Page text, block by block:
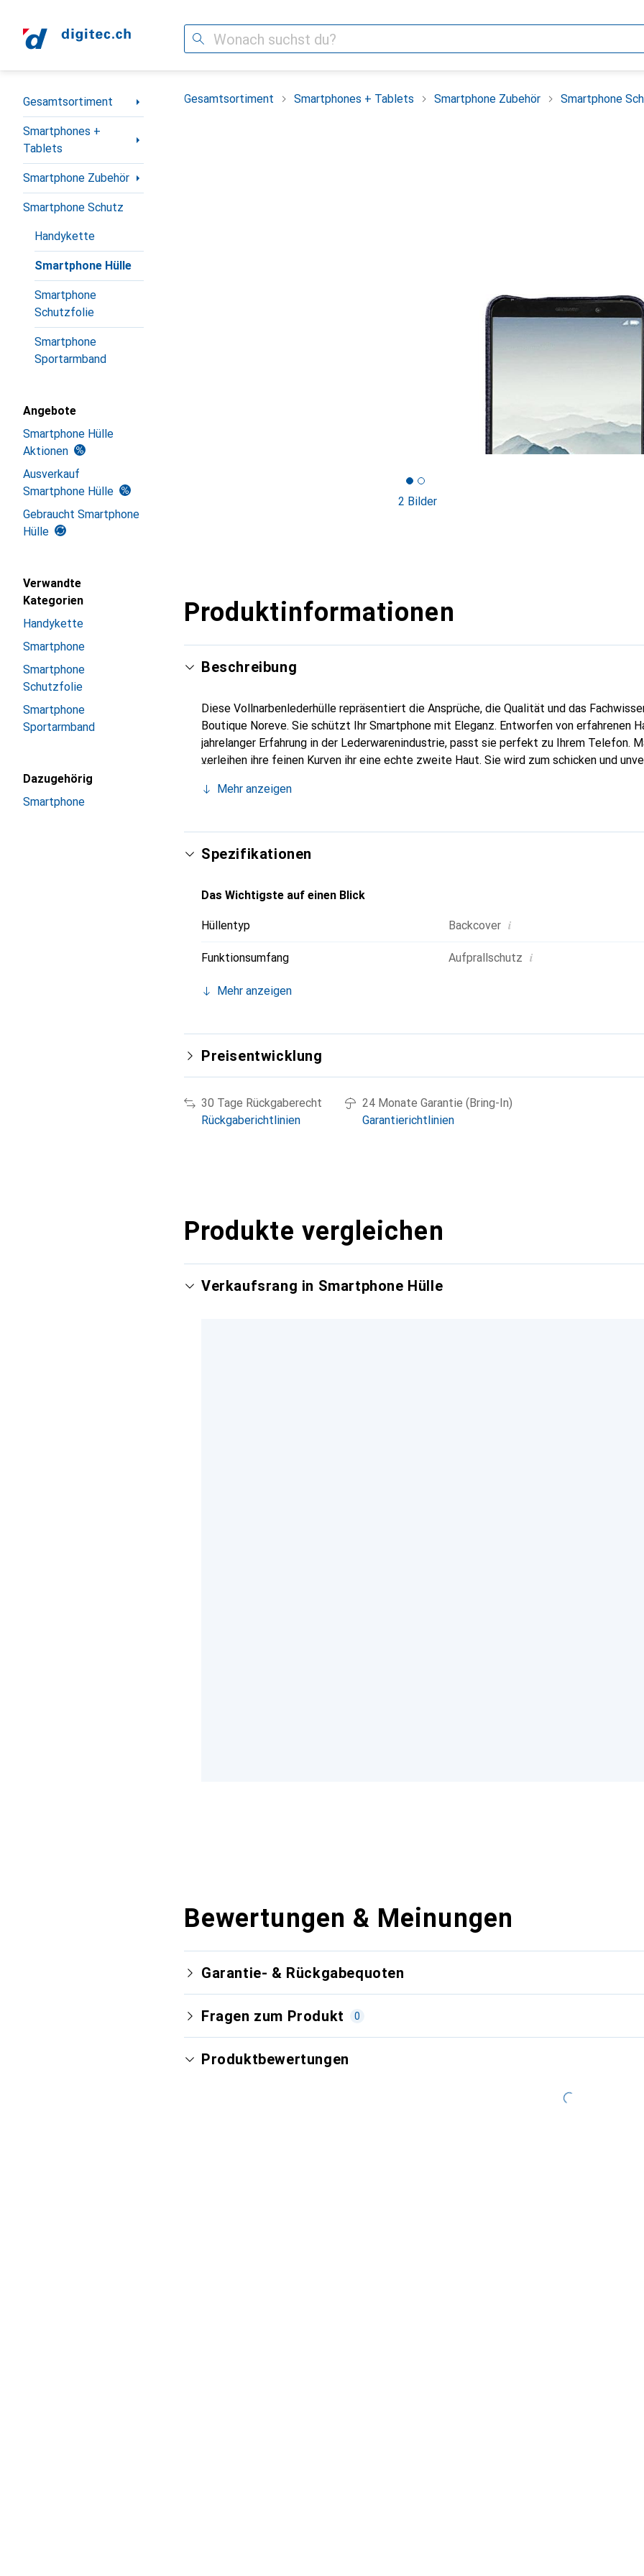
Suche
Navigation nach Kategorien
Gesamtsortiment
Smartphones +
Tablets
Smartphone Zubehör
Smartphone Schutz
Handykette
Smartphone Hülle
Smartphone
Schutzfolie
Smartphone
Sportarmband
Angebote
Smartphone Hülle
Aktionen
Ausverkauf
Smartphone Hülle
Gebraucht Smartphone
Hülle
Verwandte
Kategorien
Handykette
Smartphone
Smartphone
Schutzfolie
Smartphone
Sportarmband
Dazugehörig
Smartphone
Gesamtsortiment Smartphones + Tablets Smartphone Zubehör Smartphone
2 Bilder
Produktinformationen
Beschreibung
Diese Vollnarbenlederhülle repräsentiert die Ansprüche, die Qualität und das
Boutique Noreve. Sie schützt Ihr Smartphone mit Eleganz. Entworfen von erfahrenen
jahrelanger Erfahrung in der Lederwarenindustrie, passt sie perfekt zu Ihrem Telefon.
verleihen ihre feinen Kurven ihr eine echte zweite Haut. Sie wird zum schicken und
und eine zuverlässige Wahl für eine anspruchsvolle Kundschaft.
Mehr anzeigen
Spezifikationen
Das Wichtigste auf einen Blick
Hüllentyp Backcover i
Funktionsumfang Aufprallschutz i
Mehr anzeigen
Preisentwicklung
30 Tage Rückgaberecht
Rückgaberichtlinien
24 Monate Garantie (Bring-In)
Garantierichtlinien
Produkte vergleichen
Verkaufsrang in Smartphone Hülle
Bewertungen & Meinungen
Garantie- & Rückgabequoten
Fragen zum Produkt 0
Produktbewertungen